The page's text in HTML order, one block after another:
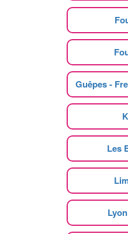
Guêpes -
Les